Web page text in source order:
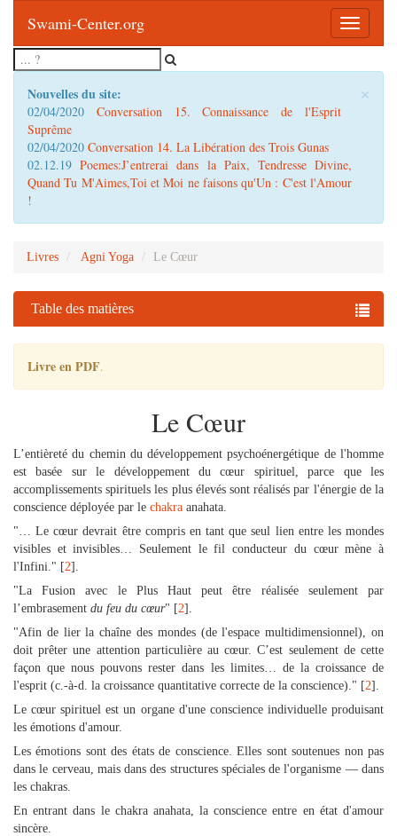
Toggle
Swami-Center.org
×
Nouvelles du site:
02/04/2020 Conversation 15. Connaissance de l'Esprit
Suprême
02/04/2020 Conversation 14. La Libération des Trois Gunas
02.12.19Poemes:J’entrerai dans la Paix, Tendresse Divine,
Quand Tu M'Aimes,Toi et Moi ne faisons qu'Un : C'est l'Amour
!
Livres Agni Yoga Le Cœur
Table des matières
Livre en PDF.
Le Cœur
L’entièreté du chemin du développement psychoénergétique de l'homme
est basée sur le développement du cœur spirituel, parce que les
accomplissements spirituels les plus élevés sont réalisés par l'énergie de la
conscience déployée par le chakra anahata.
"… Le cœur devrait être compris en tant que seul lien entre les mondes
visibles et invisibles… Seulement le fil conducteur du cœur mène à
l'Infini." [2].
"La Fusion avec le Plus Haut peut être réalisée seulement par
l’embrasement du feu du cœur" [2].
"Afin de lier la chaîne des mondes (de l'espace multidimensionnel), on
doit prêter une attention particulière au cœur. C’est seulement de cette
façon que nous pouvons rester dans les limites… de la croissance de
l'esprit (c.-à-d. la croissance quantitative correcte de la conscience)." [2].
Le cœur spirituel est un organe d'une conscience individuelle produisant
les émotions d'amour.
Les émotions sont des états de conscience. Elles sont soutenues non pas
dans le cerveau, mais dans des structures spéciales de l'organisme — dans
les chakras.
En entrant dans le chakra anahata, la conscience entre en état d'amour
sincère.